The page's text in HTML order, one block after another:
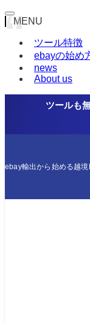
MENU
ツール特徴
ebayの始め
news
About us
ツールも
ebay輸出から始める越境